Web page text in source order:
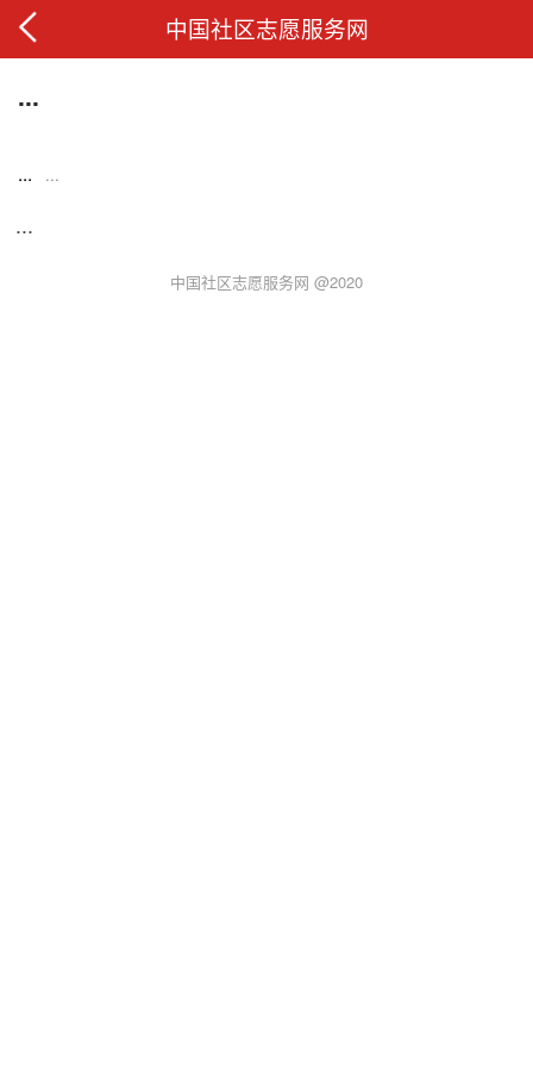
中国社区志愿服务网
...
... ...
...
中国社区志愿服务网 @2020